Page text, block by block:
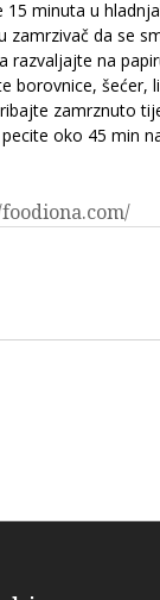
minuta u
zamrzivač da se
razvaljajte na
borovnice, šećer,
zamrznuto
oko 45 min